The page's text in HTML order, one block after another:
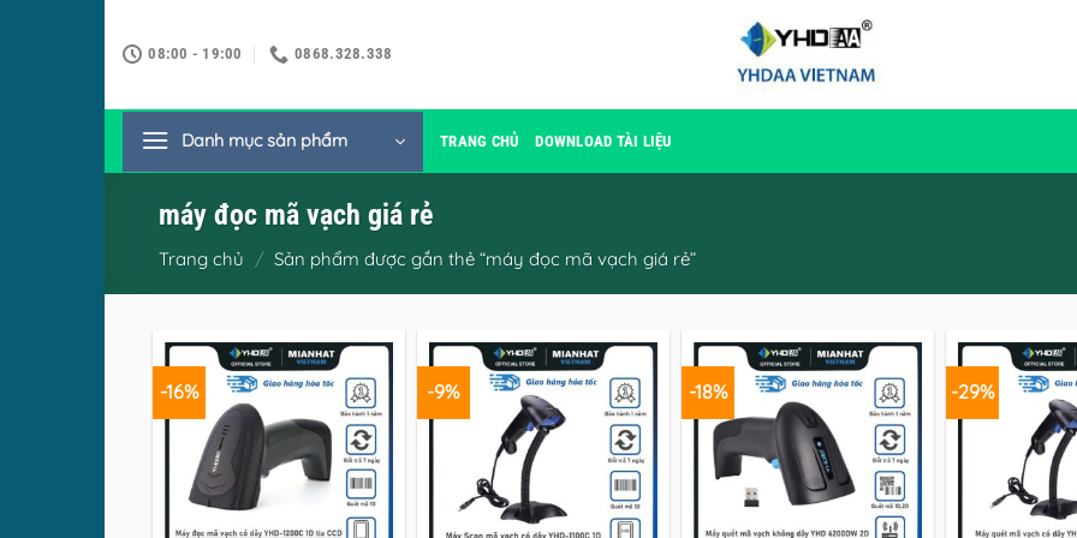
qua
dung
08:00 - 19:00 0868.328.338
Danh mục sản phẩm TRANG CHỦ DOWNLOAD TÀI LIỆU
máy đọc mã vạch giá rẻ
Trang chủ / Sản phẩm được gắn thẻ “máy đọc mã vạch giá rẻ”
-16% -9% -18% -29%